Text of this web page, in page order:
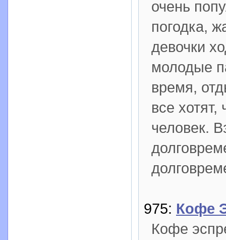
очень
погодка,
девочки
молодые
время,
все
человек.
975: Кофе
Кофе